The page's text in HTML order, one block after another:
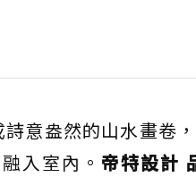
意盎然的山水畫卷
入室內。 帝特設計